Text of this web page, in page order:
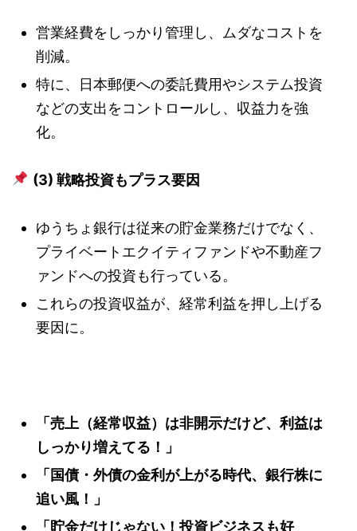
営業経費をしっかり管理し、ムダなコストを
削減。
特に、日本郵便への委託費用やシステム投資
などの支出をコントロールし、収益力を強
化。
(3) 戦略投資もプラス要因
ゆうちょ銀行は従来の貯金業務だけでなく、
プライベートエクイティファンドや不動産フ
ァンドへの投資も行っている。
これらの投資収益が、経常利益を押し上げる
要因に。
「売上（経常収益）は非開示だけど、利益は
しっかり増えてる！」
「国債・外債の金利が上がる時代、銀行株に
追い風！」
「貯金だけじゃない！投資ビジネスも好